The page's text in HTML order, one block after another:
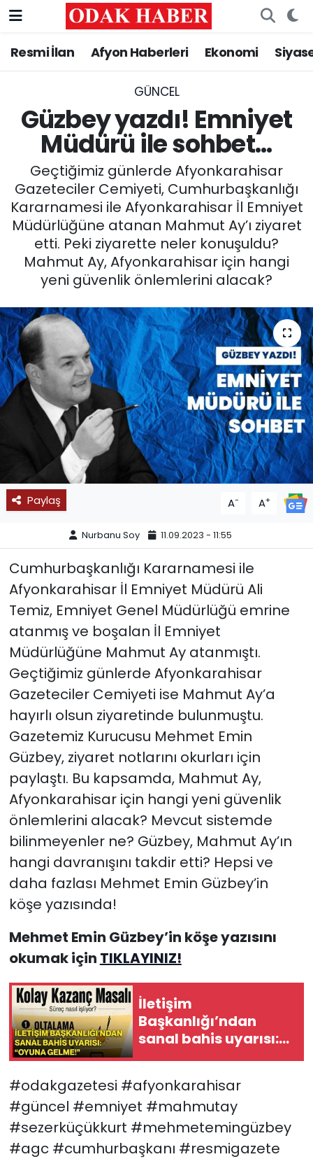
Resmi İlan Afyon Haberleri Ekonomi
GÜNCEL
Güzbey yazdı! Emniyet
Müdürü ile sohbet...
Geçtiğimiz günlerde Afyonkarahisar
Gazeteciler Cemiyeti, Cumhurbaşkanlığı
Kararnamesi ile Afyonkarahisar İl Emniyet
Müdürlüğüne atanan Mahmut Ay’ı ziyaret
etti. Peki ziyarette neler konuşuldu?
Mahmut Ay, Afyonkarahisar için hangi
yeni güvenlik önlemlerini alacak?
Paylaş A- A+
Nurbanu Soy 11.09.2023 - 11:55
Cumhurbaşkanlığı Kararnamesi ile
Afyonkarahisar İl Emniyet Müdürü Ali
Temiz, Emniyet Genel Müdürlüğü emrine
atanmış ve boşalan İl Emniyet
Müdürlüğüne Mahmut Ay atanmıştı.
Geçtiğimiz günlerde Afyonkarahisar
Gazeteciler Cemiyeti ise Mahmut Ay’a
hayırlı olsun ziyaretinde bulunmuştu.
Gazetemiz Kurucusu Mehmet Emin
Güzbey, ziyaret notlarını okurları için
paylaştı. Bu kapsamda, Mahmut Ay,
Afyonkarahisar için hangi yeni güvenlik
önlemlerini alacak? Mevcut sistemde
bilinmeyenler ne? Güzbey, Mahmut Ay’ın
hangi davranışını takdir etti? Hepsi ve
daha fazlası Mehmet Emin Güzbey’in
köşe yazısında!
Mehmet Emin Güzbey’in köşe yazısını
okumak için TIKLAYINIZ!
İletişim
Başkanlığı’ndan
sanal bahis uyarısı:
“Oyuna gelme!”
#odakgazetesi #afyonkarahisar
#güncel #emniyet #mahmutay
#sezerküçükkurt #mehmetemingüzbey
#agc #cumhurbaşkanı #resmigazete
AFYONKARAHİSAR HABERLERİ
ASAYİŞ
SİYASET
EĞİTİM
MAGAZİN
SAĞLIK
SPOR
11:11 MANŞET
Afyonkarahisar Nöbetçi Eczaneler
Afyonkarahisar Hava Durumu
Afyonkarahisar Namaz Vakitleri
Süper Lig Puan Durumu ve Fikstür
Tüm Manşetler
Son Dakika Haberleri
Haber Arşivi